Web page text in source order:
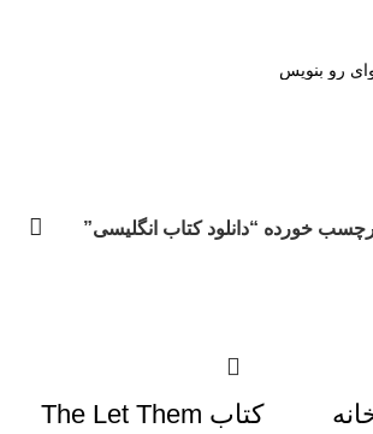
خورده “دانلود کتاب انگلیسی”
کتاب The Let Them